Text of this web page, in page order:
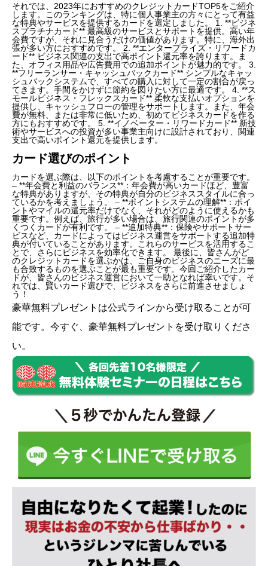
それでは、2023年におすすめのクレジットカードTOP5をご紹介
します。このランキングは、特に個人事業主の方々にとって有益
な特典やサービスを提供するカードを選定しました。 1. **ビジネ
スプラチナカード** 最高級のサービスとサポートを提供。高い年
会費ですが、それに見合うだけの価値があります。特に、海外出
張が多い方におすすめです。 2. **エンタープライズ・リワードカ
ード** ビジネス関連の支出で高ポイント還元率を誇ります。ま
た、オフィス用品や広告費用での追加ポイントが魅力的です。 3.
**フリーランサー・キャッシュバックカード** シンプルなキャッ
シュバックシステムで、すべての購入に対して一定の割合が戻っ
てきます。手間をかけずに節約を図りたい方に最適です。 4. **ス
モールビジネス・フレックスカード** 柔軟な支払いオプションを
提供し、キャッシュフローの管理をサポートします。また、年会
費が無料、または非常に低いため、初めてビジネスカードを作る
方にもおすすめです。 5. **イノベーター・リワードカード** 新技
術やサービスへの投資が多い事業主向けに設計されており、関連
支出で高いポイント還元を提供します。
カード選びのポイント
カードを選ぶ際は、以下のポイントを考慮することが重要です。
– **年会費と利益のバランス**：年会費が高いカードほど、豊富
な特典がありますが、その特典が自分のビジネススタイルに合っ
ているかを考えましょう。 – **ポイントシステムの理解**：ポイ
ントやマイルの還元率だけでなく、それがどのように使えるかも
重要です。例えば、旅行が多い場合は、旅行関連のポイントが多
くつくカードが有利です。 – **追加特典**：保険やサポートサー
ビスなど、カードによってはビジネス運営をサポートする追加特
典が付いていることがあります。これらのサービスを活用するこ
とで、さらにビジネスを効率化できます。 最後に、皆さんがど
のクレジットカードを選ぶかは、ご自身のビジネスのニーズに最
も合致するものを選ぶことが最も重要です。今回ご紹介したカー
ドが、皆さんのビジネス運営において一助となれば幸いです。そ
れでは、賢いカード選びで、ビジネスをさらに前進させましょ
う！
豪華無料プレゼントは公式ラインから受け取ることが可
能です。今すぐ、豪華無料プレゼントを受け取りくださ
い。